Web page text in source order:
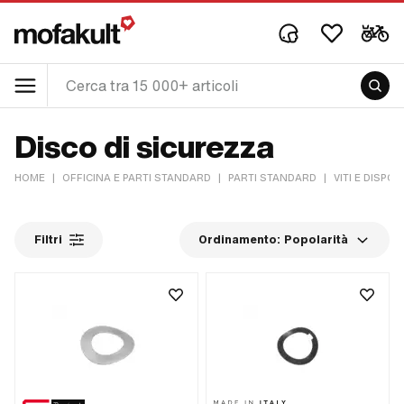
Disco di sicurezza
HOME | OFFICINA E PARTI STANDARD | PARTI STANDARD | VITI E
Filtri Ordinamento: Popolarità